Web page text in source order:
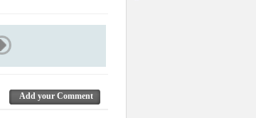
Add your Comment